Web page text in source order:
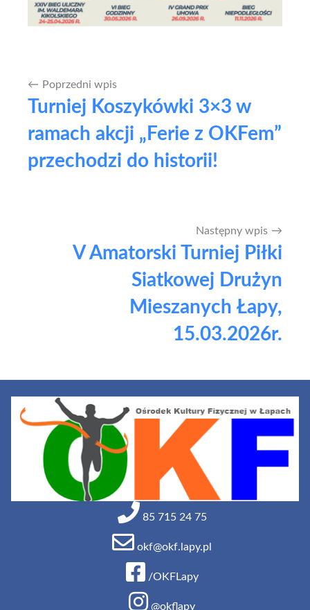
Nawigacja
wpisu
Poprzedni wpis
Turniej Koszykówki 3×3 w
ramach akcji „Ferie z OKFem”
przechodzi do historii!
Następny wpis
V Amatorski Turniej Piłki
Siatkowej Drużyn
Mieszanych Łapy,
15.03.2026r.
85 715 24 75
okf@okf.lapy.pl
/OKFLapy
@okflapy